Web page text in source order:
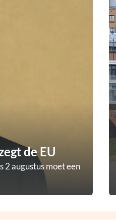
de EU
augustus moet een